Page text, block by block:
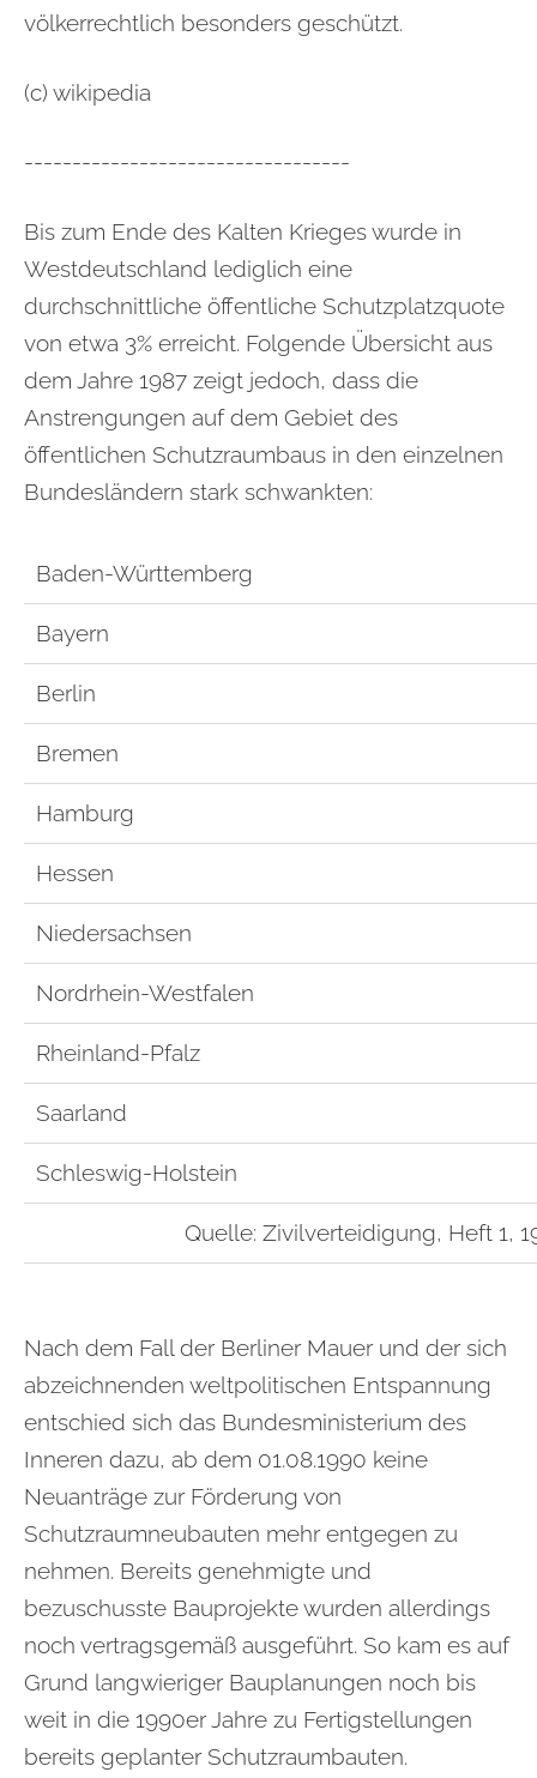
völkerrechtlich besonders geschützt.
(c) wikipedia
----------------------------------
Bis zum Ende des Kalten Krieges wurde in
Westdeutschland lediglich eine
durchschnittliche öffentliche Schutzplatzquote
von etwa 3% erreicht. Folgende Übersicht aus
dem Jahre 1987 zeigt jedoch, dass die
Anstrengungen auf dem Gebiet des
öffentlichen Schutzraumbaus in den einzelnen
Bundesländern stark schwankten:
Baden-Württemberg
Bayern
Berlin
Bremen
Hamburg
Hessen
Niedersachsen
Nordrhein-Westfalen
Rheinland-Pfalz
Saarland
Schleswig-Holstein
Quelle: Zivilverteidigung, Heft 1,
Nach dem Fall der Berliner Mauer und der sich
abzeichnenden weltpolitischen Entspannung
entschied sich das Bundesministerium des
Inneren dazu, ab dem 01.08.1990 keine
Neuanträge zur Förderung von
Schutzraumneubauten mehr entgegen zu
nehmen. Bereits genehmigte und
bezuschusste Bauprojekte wurden allerdings
noch vertragsgemäß ausgeführt. So kam es auf
Grund langwieriger Bauplanungen noch bis
weit in die 1990er Jahre zu Fertigstellungen
bereits geplanter Schutzraumbauten.